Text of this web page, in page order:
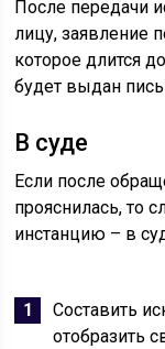
После передачи
лицу, заявление
которое длится
будет выдан
В суде
Если после
прояснилась, то
инстанцию – в
Составить
отобразить